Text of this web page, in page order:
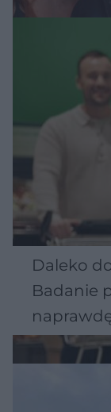
Daleko
Badanie